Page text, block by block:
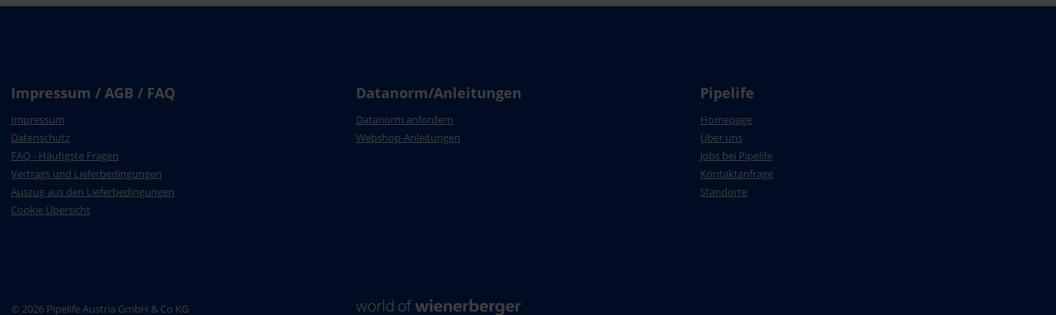
Impressum / AGB / FAQ
Impressum
Datenschutz
FAQ - Häufigste Fragen
Vertrags und Lieferbedingungen
Auszug aus den Lieferbedingungen
Cookie Übersicht
Datanorm/Anleitungen
Datanorm anfordern
Webshop-Anleitungen
Pipelife
Homepage
Über uns
Jobs bei Pipelife
Kontaktanfrage
Standorte
© 2026 Pipelife Austria GmbH & Co KG